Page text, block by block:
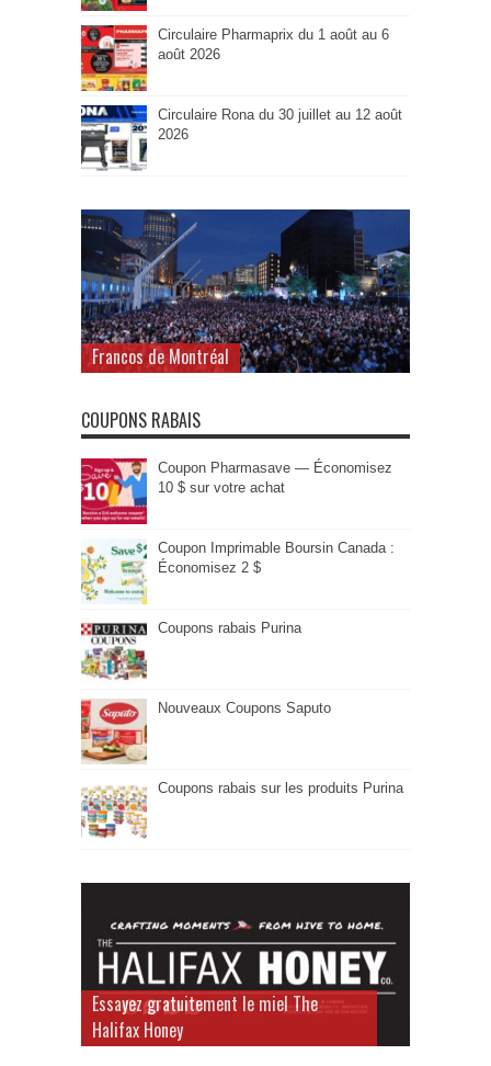
Circulaire Pharmaprix du 1 août au 6
août 2026
Circulaire Rona du 30 juillet au 12 août
2026
Francos de Montréal
COUPONS RABAIS
Coupon Pharmasave — Économisez
10 $ sur votre achat
Coupon Imprimable Boursin Canada :
Économisez 2 $
Coupons rabais Purina
Nouveaux Coupons Saputo
Coupons rabais sur les produits Purina
Essayez gratuitement le miel The
Halifax Honey